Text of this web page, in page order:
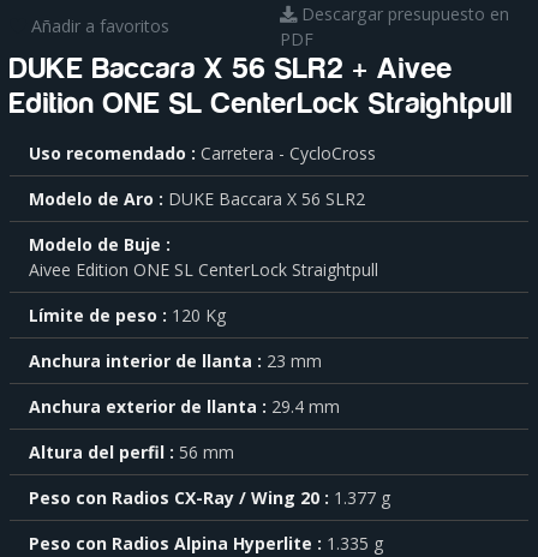
Añadir a favoritos
Descargar presupuesto en
PDF
DUKE Baccara X 56 SLR2 + Aivee
Edition ONE SL CenterLock Straightpull
saber
más
sobre
cada
característica
haga
click
sobre
el
símbolo
puede
mostrar
Uso recomendado
Carretera - CycloCross
Modelo de Aro
DUKE Baccara X 56 SLR2
Modelo de Buje
Aivee Edition ONE SL CenterLock Straightpull
Límite de peso
120 Kg
Anchura interior de llanta
23 mm
Anchura exterior de llanta
29.4 mm
Altura del perfil
56 mm
Peso con Radios CX-Ray / Wing 20
1.377 g
Peso con Radios Alpina Hyperlite
1.335 g